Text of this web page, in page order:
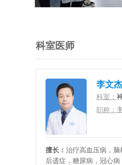
科室医师
李文杰
科室：
职称：
擅长： 治疗高血压病，脑
后遗症，糖尿病，冠心